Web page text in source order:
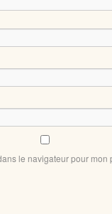
le navigateur pour